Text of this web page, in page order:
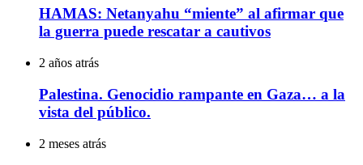
HAMAS: Netanyahu “miente” al afirmar que
la guerra puede rescatar a cautivos
2 años atrás
Palestina. Genocidio rampante en Gaza… a la
vista del público.
2 meses atrás